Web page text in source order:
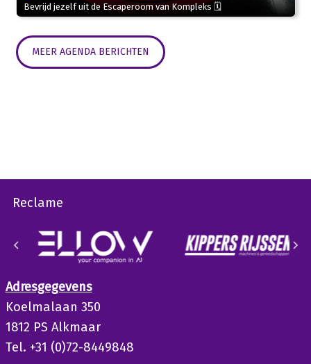
Bevrijd jezelf uit de Escaperoom van Kompleks 🗓
MEER AGENDA BERICHTEN
Reclame
Adresgegevens
Koelmalaan 350
1812 PS Alkmaar
Tel. +31 (0)72-8449848